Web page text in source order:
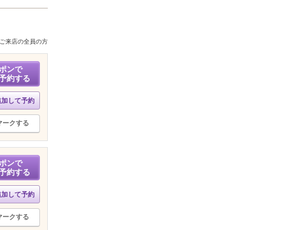
来店の全員の方
ンで
約する
して予約
ークする
ンで
約する
して予約
ークする